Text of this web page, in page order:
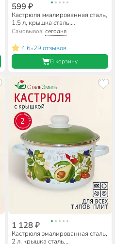
599 ₽
Кастрюля эмалированная сталь,
1.5 л, крышка сталь,
СтальЭмаль, 2с15/1/ 6с15, в
ассортименте, индукция
Самовывоз: сегодня
4.6•29 отзывов
В корзину
1 128 ₽
Кастрюля эмалированная сталь,
2 л, крышка сталь,